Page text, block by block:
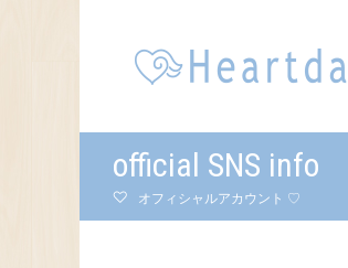
official SNS info
オフィシャルアカウント ♡